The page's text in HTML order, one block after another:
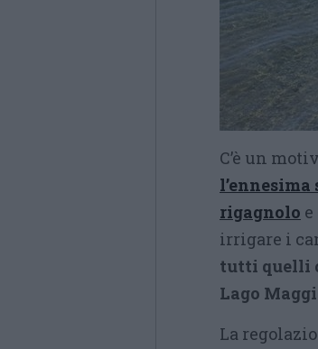
C’è un
l’ennesima
rigagnolo
irrigare i
tutti quelli
Lago
La